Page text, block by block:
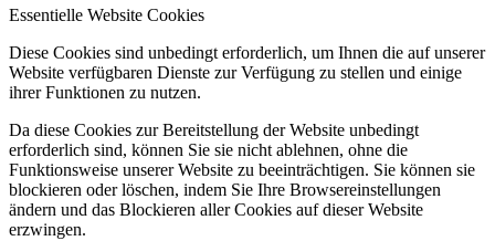
Essentielle Website Cookies
Diese Cookies sind unbedingt erforderlich, um Ihnen die auf unserer
Website verfügbaren Dienste zur Verfügung zu stellen und einige
ihrer Funktionen zu nutzen.
Da diese Cookies zur Bereitstellung der Website unbedingt
erforderlich sind, können Sie sie nicht ablehnen, ohne die
Funktionsweise unserer Website zu beeinträchtigen. Sie können sie
blockieren oder löschen, indem Sie Ihre Browsereinstellungen
ändern und das Blockieren aller Cookies auf dieser Website
erzwingen.